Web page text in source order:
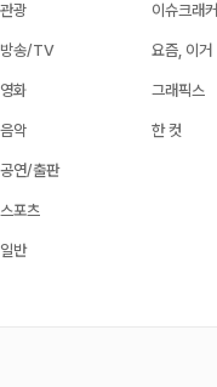
관광
방송/TV
영화
음악
공연/출판
스포츠
일반
이슈크래커
요즘, 이거
그래픽스
한 컷